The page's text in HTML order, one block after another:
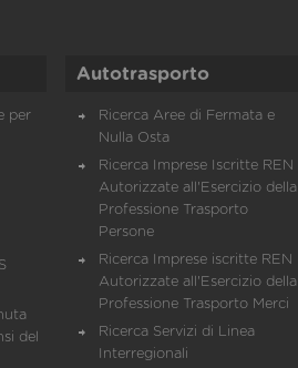
per
del
Autotrasporto
Ricerca Aree di Fermata e
Nulla Osta
Ricerca Imprese Iscritte REN
Autorizzate all'Esercizio della
Professione Trasporto
Persone
Ricerca Imprese iscritte REN
Autorizzate all'Esercizio della
Professione Trasporto Merci
Ricerca Servizi di Linea
Interregionali